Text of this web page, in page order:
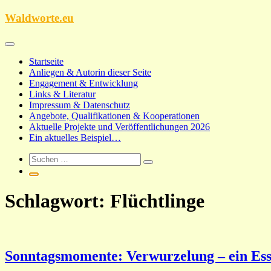
Zum
Waldworte.eu
Startseite
Anliegen & Autorin dieser Seite
Engagement & Entwicklung
Links & Literatur
Impressum & Datenschutz
Angebote, Qualifikationen & Kooperationen
Aktuelle Projekte und Veröffentlichungen 2026
Ein aktuelles Beispiel…
Schlagwort: Flüchtlinge
Sonntagsmomente: Verwurzelung – ein